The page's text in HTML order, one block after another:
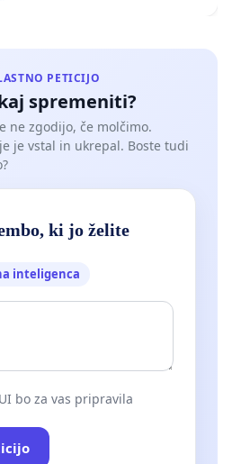
PETICIJO
spremeniti?
ne zgodijo, če molčimo.
je vstal in ukrepal. Boste tudi
ki jo želite
inteligenca
bo za vas pripravila